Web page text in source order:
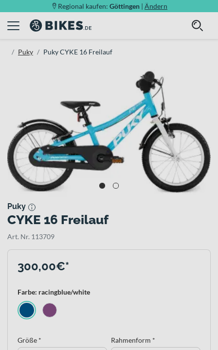
Regional kaufen: Göttingen | Ändern
Puky Puky CYKE 16 Freilauf
Puky
CYKE 16 Freilauf
Art. Nr. 113709
300,00€*
Farbe: racingblue/white
Größe * Rahmenform *